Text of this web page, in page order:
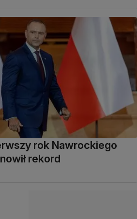
rok Nawrockiego
rekord